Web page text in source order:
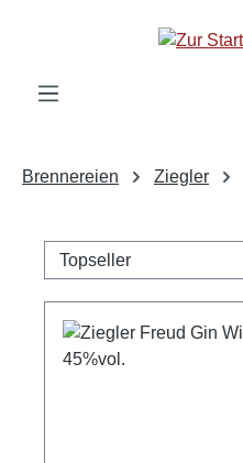
Brennereien Ziegler